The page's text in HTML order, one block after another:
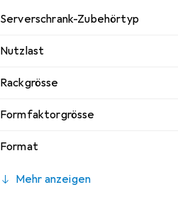
Serverschrank-Zubehörtyp
Nutzlast
Rackgrösse
Formfaktorgrösse
Format
Mehr anzeigen